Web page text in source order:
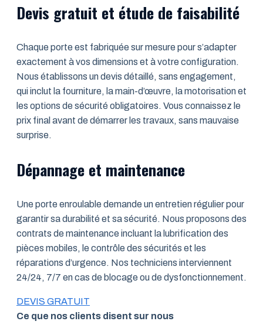
Devis gratuit et étude de faisabilité
Chaque porte est fabriquée sur mesure pour s’adapter
exactement à vos dimensions et à votre configuration.
Nous établissons un devis détaillé, sans engagement,
qui inclut la fourniture, la main-d’œuvre, la motorisation et
les options de sécurité obligatoires. Vous connaissez le
prix final avant de démarrer les travaux, sans mauvaise
surprise.
Dépannage et maintenance
Une porte enroulable demande un entretien régulier pour
garantir sa durabilité et sa sécurité. Nous proposons des
contrats de maintenance incluant la lubrification des
pièces mobiles, le contrôle des sécurités et les
réparations d’urgence. Nos techniciens interviennent
24/24, 7/7 en cas de blocage ou de dysfonctionnement.
DEVIS GRATUIT
Ce que nos clients disent sur nous